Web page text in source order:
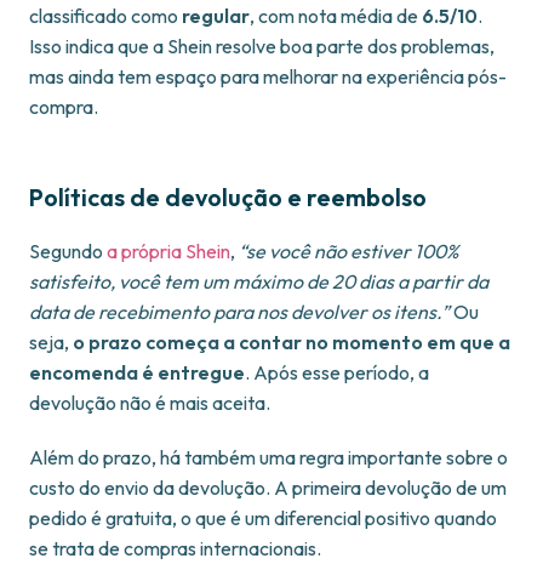
classificado como regular, com nota média de 6.5/10.
Isso indica que a Shein resolve boa parte dos problemas,
mas ainda tem espaço para melhorar na experiência pós-
compra.
Políticas de devolução e reembolso
Segundo a própria Shein, “se você não estiver 100%
satisfeito, você tem um máximo de 20 dias a partir da
data de recebimento para nos devolver os itens.”Ou
seja, o prazo começa a contar no momento em que a
encomenda é entregue. Após esse período, a
devolução não é mais aceita.
Além do prazo, há também uma regra importante sobre o
custo do envio da devolução. A primeira devolução de um
pedido é gratuita, o que é um diferencial positivo quando
se trata de compras internacionais.